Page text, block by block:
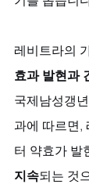
레비트라의
효과 발현과
국제남성갱
과에 따르면,
터 약효가 발
지속되는 것